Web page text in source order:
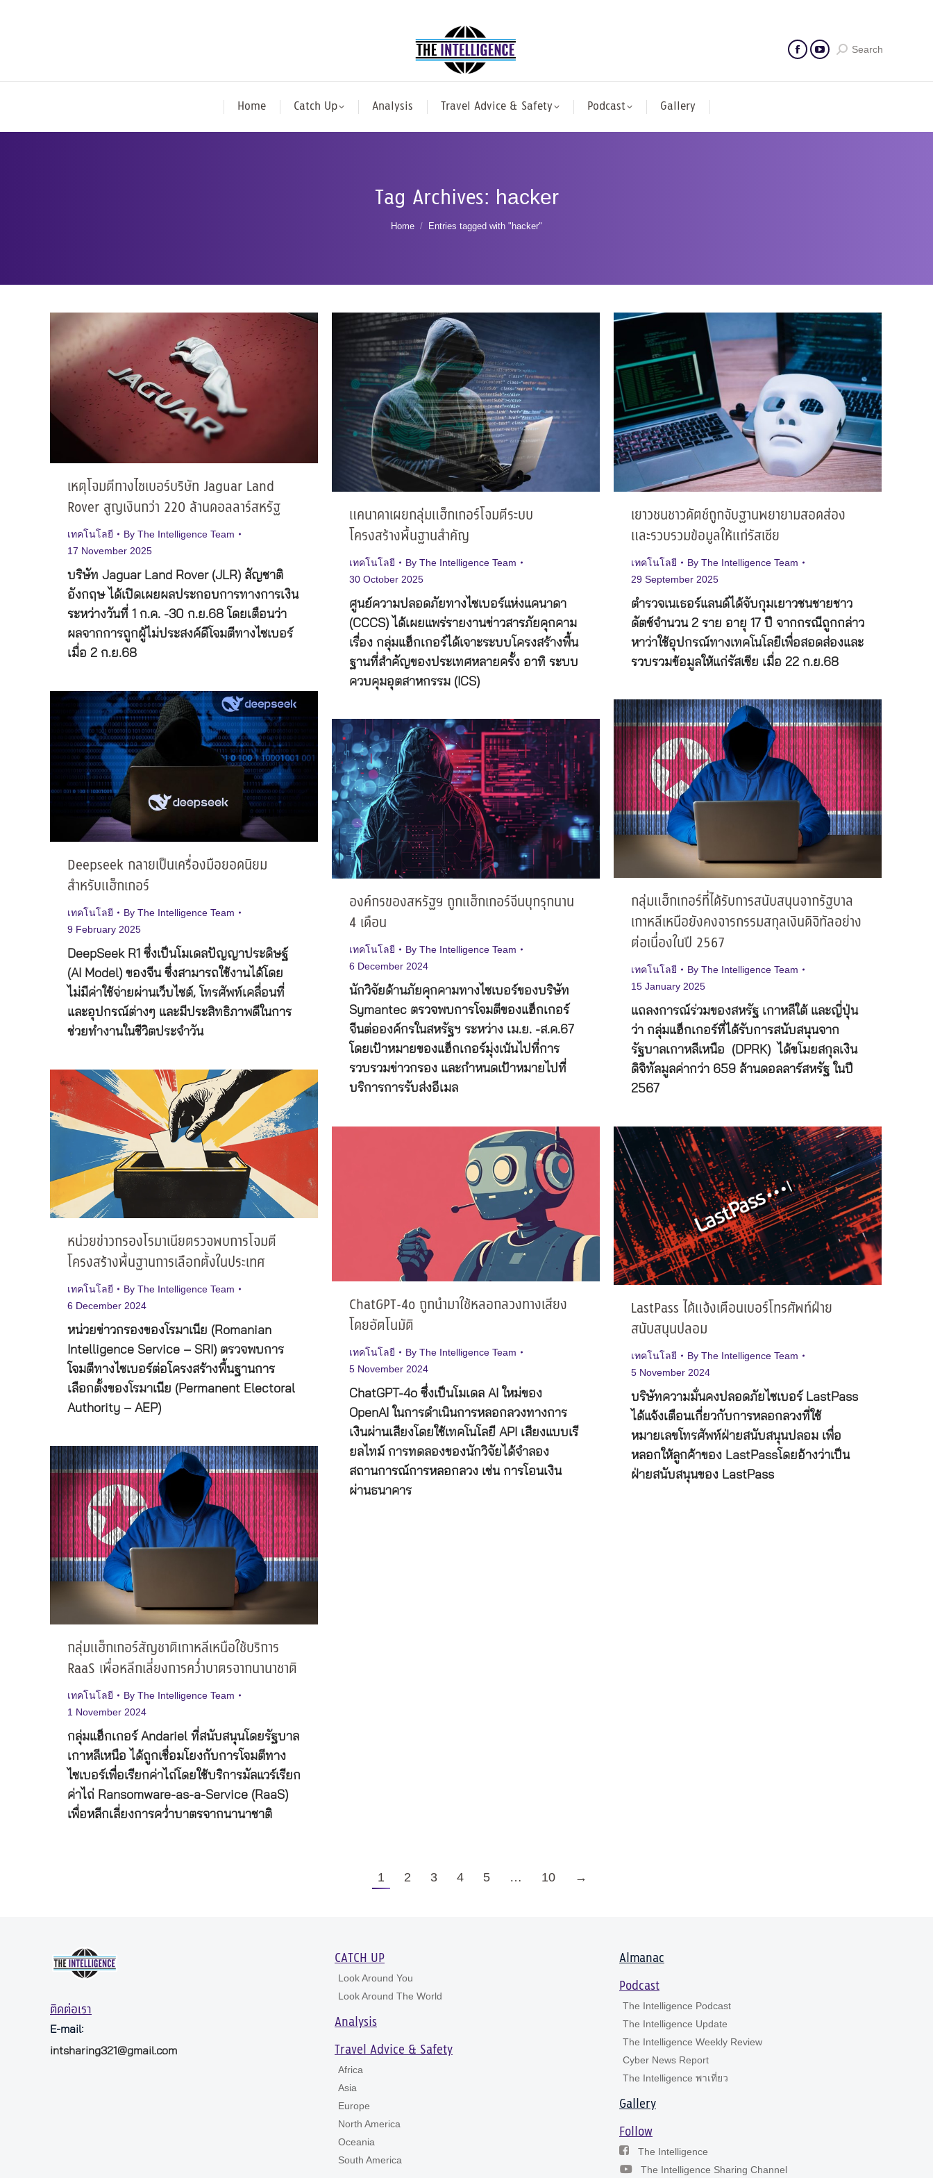
Search
Home Catch Up Analysis Travel Advice & Safety Podcast Gallery
Tag Archives: hacker
You are here:
Home Entries tagged with "hacker"
เหตุโจมตีทางไซเบอร์บริษัท Jaguar Land
Rover สูญเงินกว่า 220 ล้านดอลลาร์สหรัฐ
เทคโนโลยี By The Intelligence Team
17 November 2025
บริษัท Jaguar Land Rover (JLR) สัญชาติ
อังกฤษ ได้เปิดเผยผลประกอบการทางการเงิน
ระหว่างวันที่ 1 ก.ค. -30 ก.ย.68 โดยเตือนว่า
ผลจากการถูกผู้ไม่ประสงค์ดีโจมตีทางไซเบอร์
เมื่อ 2 ก.ย.68
แคนาดาเผยกลุ่มแฮ็กเกอร์โจมตีระบบ
โครงสร้างพื้นฐานสำคัญ
เทคโนโลยี By The Intelligence Team
30 October 2025
ศูนย์ความปลอดภัยทางไซเบอร์แห่งแคนาดา
(CCCS) ได้เผยแพร่รายงานข่าวสารภัยคุกคาม
เรื่อง กลุ่มแฮ็กเกอร์ได้เจาะระบบโครงสร้างพื้น
ฐานที่สำคัญของประเทศหลายครั้ง อาทิ ระบบ
ควบคุมอุตสาหกรรม (ICS)
เยาวชนชาวดัตช์ถูกจับฐานพยายามสอดส่อง
และรวบรวมข้อมูลให้แก่รัสเซีย
เทคโนโลยี By The Intelligence Team
29 September 2025
ตำรวจเนเธอร์แลนด์ได้จับกุมเยาวชนชายชาว
ดัตช์จำนวน 2 ราย อายุ 17 ปี จากกรณีถูกกล่าว
หาว่าใช้อุปกรณ์ทางเทคโนโลยีเพื่อสอดส่องและ
รวบรวมข้อมูลให้แก่รัสเซีย เมื่อ 22 ก.ย.68
Deepseek กลายเป็นเครื่องมือยอดนิยม
สำหรับแฮ็กเกอร์
เทคโนโลยี By The Intelligence Team
9 February 2025
DeepSeek R1 ซึ่งเป็นโมเดลปัญญาประดิษฐ์
(AI Model) ของจีน ซึ่งสามารถใช้งานได้โดย
ไม่มีค่าใช้จ่ายผ่านเว็บไซต์, โทรศัพท์เคลื่อนที่
และอุปกรณ์ต่างๆ และมีประสิทธิภาพดีในการ
ช่วยทำงานในชีวิตประจำวัน
กลุ่มแฮ็กเกอร์ที่ได้รับการสนับสนุนจากรัฐบาล
เกาหลีเหนือยังคงจารกรรมสกุลเงินดิจิทัลอย่าง
ต่อเนื่องในปี 2567
เทคโนโลยี By The Intelligence Team
15 January 2025
แถลงการณ์ร่วมของสหรัฐ เกาหลีใต้ และญี่ปุ่น
ว่า กลุ่มแฮ็กเกอร์ที่ได้รับการสนับสนุนจาก
รัฐบาลเกาหลีเหนือ (DPRK) ได้ขโมยสกุลเงิน
ดิจิทัลมูลค่ากว่า 659 ล้านดอลลาร์สหรัฐ ในปี
2567
องค์กรของสหรัฐฯ ถูกแฮ็กเกอร์จีนบุกรุกนาน
4 เดือน
เทคโนโลยี By The Intelligence Team
6 December 2024
นักวิจัยด้านภัยคุกคามทางไซเบอร์ของบริษัท
Symantec ตรวจพบการโจมตีของแฮ็กเกอร์
จีนต่อองค์กรในสหรัฐฯ ระหว่าง เม.ย. -ส.ค.67
โดยเป้าหมายของแฮ็กเกอร์มุ่งเน้นไปที่การ
รวบรวมข่าวกรอง และกำหนดเป้าหมายไปที่
บริการการรับส่งอีเมล
หน่วยข่าวกรองโรมาเนียตรวจพบการโจมตี
โครงสร้างพื้นฐานการเลือกตั้งในประเทศ
เทคโนโลยี By The Intelligence Team
6 December 2024
หน่วยข่าวกรองของโรมาเนีย (Romanian
Intelligence Service – SRI) ตรวจพบการ
โจมตีทางไซเบอร์ต่อโครงสร้างพื้นฐานการ
เลือกตั้งของโรมาเนีย (Permanent Electoral
Authority – AEP)
ChatGPT-4o ถูกนำมาใช้หลอกลวงทางเสียง
โดยอัตโนมัติ
เทคโนโลยี By The Intelligence Team
5 November 2024
ChatGPT-4o ซึ่งเป็นโมเดล AI ใหม่ของ
OpenAI ในการดำเนินการหลอกลวงทางการ
เงินผ่านเสียงโดยใช้เทคโนโลยี API เสียงแบบเรี
ยลไทม์ การทดลองของนักวิจัยได้จำลอง
สถานการณ์การหลอกลวง เช่น การโอนเงิน
ผ่านธนาคาร
LastPass ได้แจ้งเตือนเบอร์โทรศัพท์ฝ่าย
สนับสนุนปลอม
เทคโนโลยี By The Intelligence Team
5 November 2024
บริษัทความมั่นคงปลอดภัยไซเบอร์ LastPass
ได้แจ้งเตือนเกี่ยวกับการหลอกลวงที่ใช้
หมายเลขโทรศัพท์ฝ่ายสนับสนุนปลอม เพื่อ
หลอกให้ลูกค้าของ LastPassโดยอ้างว่าเป็น
ฝ่ายสนับสนุนของ LastPass
กลุ่มแฮ็กเกอร์สัญชาติเกาหลีเหนือใช้บริการ
RaaS เพื่อหลีกเลี่ยงการคว่ำบาตรจากนานาชาติ
เทคโนโลยี By The Intelligence Team
1 November 2024
กลุ่มแฮ็กเกอร์ Andariel ที่สนับสนุนโดยรัฐบาล
เกาหลีเหนือ ได้ถูกเชื่อมโยงกับการโจมตีทาง
ไซเบอร์เพื่อเรียกค่าไถ่โดยใช้บริการมัลแวร์เรียก
ค่าไถ่ Ransomware-as-a-Service (RaaS)
เพื่อหลีกเลี่ยงการคว่ำบาตรจากนานาชาติ
1 2 3 4 5 … 10 →
ติดต่อเรา
E-mail:
intsharing321@gmail.com
CATCH UP
Look Around You
Look Around The World
Analysis
Travel Advice & Safety
Africa
Asia
Europe
North America
Oceania
South America
Almanac
Podcast
The Intelligence Podcast
The Intelligence Update
The Intelligence Weekly Review
Cyber News Report
The Intelligence พาเที่ยว
Gallery
Follow
The Intelligence
The Intelligence Sharing Channel